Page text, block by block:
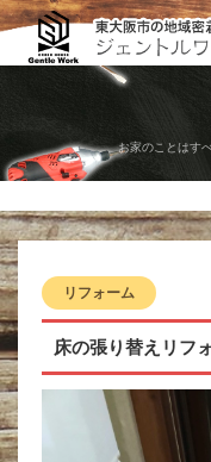
お家のことはす
リフォーム
床の張り替えリフ